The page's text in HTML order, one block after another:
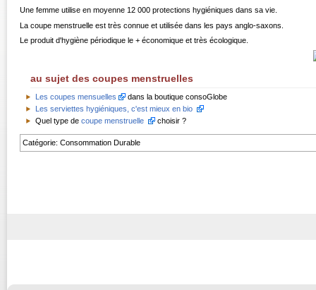
Une femme utilise en moyenne 12 000 protections hygiéniques dans sa vie.
La coupe menstruelle est très connue et utilisée dans les pays anglo-saxons.
Le produit d'hygiène périodique le + économique et très écologique.
au sujet des coupes menstruelles
Les coupes mensuelles
dans la boutique consoGlobe
Les serviettes hygiéniques, c'est mieux en bio
Quel type de coupe menstruelle choisir ?
Catégorie:Consommation Durable